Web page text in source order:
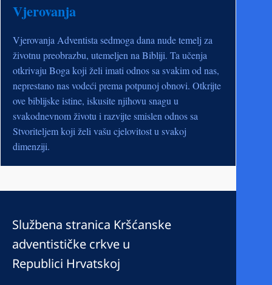
Vjerovanja
Vjerovanja Adventista sedmoga dana nude temelj za
životnu preobrazbu, utemeljen na Bibliji. Ta učenja
otkrivaju Boga koji želi imati odnos sa svakim od nas,
neprestano nas vodeći prema potpunoj obnovi. Otkrijte
ove biblijske istine, iskusite njihovu snagu u
svakodnevnom životu i razvijte smislen odnos sa
Stvoriteljem koji želi vašu cjelovitost u svakoj
dimenziji.
Službena stranica Kršćanske
adventističke crkve u
Republici Hrvatskoj